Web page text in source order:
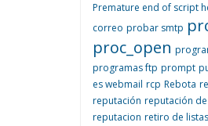
Premature end of script
correo probar smtp
proc_open
programas ftp prompt
es webmail rcp Rebota
reputación reputación
reputacion retiro de